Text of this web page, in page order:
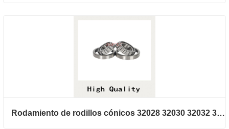
Rodamiento de rodillos cónicos 32028 32030 32032 32034